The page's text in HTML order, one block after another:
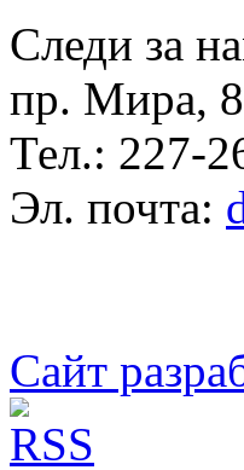
Следи за
пр. Мира,
Тел.: 227-
Эл. почта:
Сайт